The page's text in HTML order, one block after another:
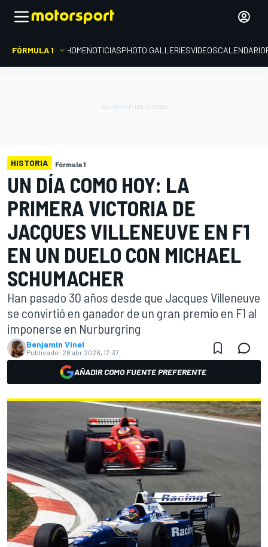
FÓRMULA 1 HOMENOTICIASPHOTO GALLERIESVIDEOSCALENDARIO
HISTORIA Fórmula 1
UN DÍA COMO HOY: LA
PRIMERA VICTORIA DE
JACQUES VILLENEUVE EN F1
EN UN DUELO CON MICHAEL
SCHUMACHER
Han pasado 30 años desde que Jacques Villeneuve
se convirtió en ganador de un gran premio en F1 al
imponerse en Nurburgring
Benjamin Vinel
Publicado: 28 abr 2026, 17:37
AÑADIR COMO FUENTE PREFERENTE